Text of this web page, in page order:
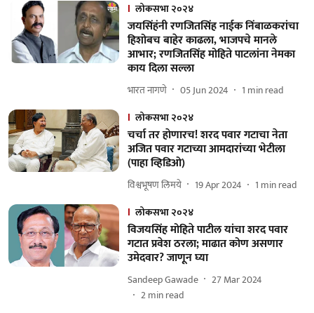
लोकसभा २०२४
जयसिंहंनी रणजितसिंह नाईक निंबाळकरांचा
हिशोबच बाहेर काढला, भाजपचे मानले
आभार; रणजितसिंह मोहिते पाटलांना नेमका
काय दिला सल्ला
भारत नागणे 05 Jun 2024 1 min read
लोकसभा २०२४
चर्चा तर हाेणारच! शरद पवार गटाचा नेता
अजित पवार गटाच्या आमदारांच्या भेटीला
(पाहा व्हिडिओ)
विश्वभूषण लिमये 19 Apr 2024 1 min read
लोकसभा २०२४
विजयसिंह मोहिते पाटील यांचा शरद पवार
गटात प्रवेश ठरला; माढात कोण असणार
उमेदवार? जाणून घ्या
Sandeep Gawade
27 Mar 2024
2min read